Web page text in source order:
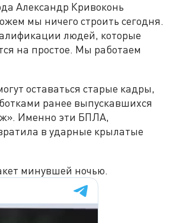
Александр Кривоконь
мы ничего строить сегодня.
людей, которые
на простое. Мы работаем
оставаться старые кадры,
ранее выпускавшихся
Именно эти БПЛА,
в ударные крылатые
минувшей ночью.